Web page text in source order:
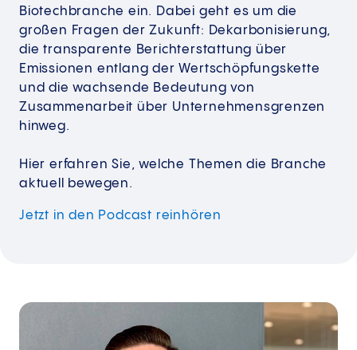
Biotechbranche ein. Dabei geht es um die
großen Fragen der Zukunft: Dekarbonisierung,
die transparente Berichterstattung über
Emissionen entlang der Wertschöpfungskette
und die wachsende Bedeutung von
Zusammenarbeit über Unternehmensgrenzen
hinweg.
Hier erfahren Sie, welche Themen die Branche
aktuell bewegen.
Jetzt in den Podcast reinhören